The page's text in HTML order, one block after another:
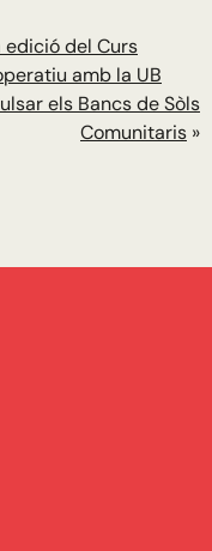
del Curs
amb la UB
els Bancs de Sòls
Comunitaris »